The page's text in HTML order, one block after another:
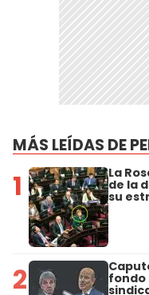
MÁS LEÍDAS DE
1 La
de la
su
2 fondo